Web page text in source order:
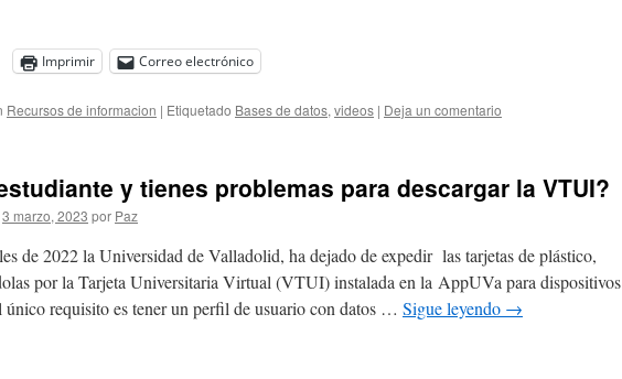
Imprimir Correo electrónico
Recursos de informacion | Etiquetado Bases de datos, videos | Deja un comentario
y tienes problemas para descargar la VTUI?
3 marzo, 2023 por Paz
de 2022 la Universidad de Valladolid, ha dejado de expedir las tarjetas de plástico,
por la Tarjeta Universitaria Virtual (VTUI) instalada en la AppUVa para dispositivos
requisito es tener un perfil de usuario con datos … Sigue leyendo →